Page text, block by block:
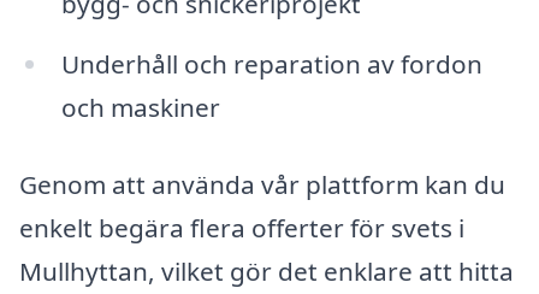
Underhåll och reparation av fordon
och maskiner
Genom att använda vår plattform kan du
enkelt begära flera offerter för svets i
Mullhyttan, vilket gör det enklare att hitta